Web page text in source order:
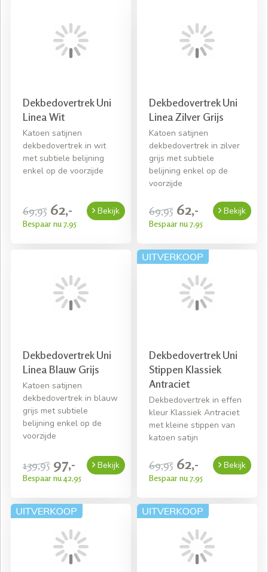
Dekbedovertrek Uni
Linea Wit
Katoen satijnen
dekbedovertrek in wit
met subtiele belijning
enkel op de voorzijde
69,95 62,-
Bespaar nu 7,95
Bekijk
Dekbedovertrek Uni
Linea Zilver Grijs
Katoen satijnen
dekbedovertrek in zilver
grijs met subtiele
belijning enkel op de
voorzijde
69,95 62,-
Bespaar nu 7,95
Bekijk
Dekbedovertrek Uni
Linea Blauw Grijs
Katoen satijnen
dekbedovertrek in blauw
grijs met subtiele
belijning enkel op de
voorzijde
139,95 97,-
Bespaar nu 42,95
Bekijk
Dekbedovertrek Uni
Stippen Klassiek
Antraciet
Dekbedovertrek in effen
kleur Klassiek Antraciet
met kleine stippen van
katoen satijn
69,95 62,-
Bespaar nu 7,95
Bekijk